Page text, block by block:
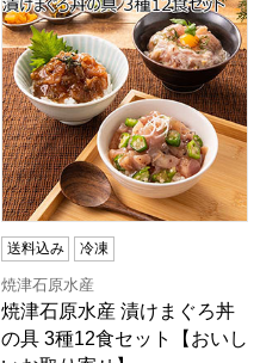
送料込み 冷凍
焼津石原水産
焼津石原水産 漬けまぐろ丼
の具 3種12食セット【おいし